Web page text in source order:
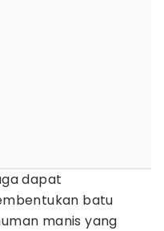
dapat
batu
manis yang